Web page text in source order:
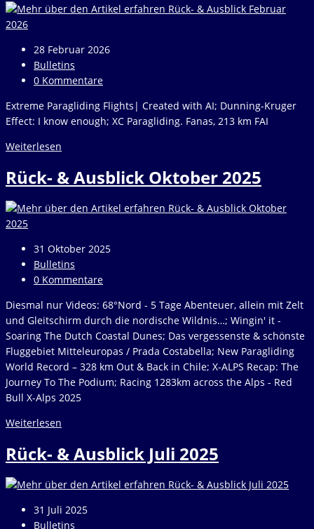
2026
Beitrag
veröffentlicht:
28 Februar 2026
Beitrags-
Kategorie:
Bulletins
Beitrags-
0 Kommentare
Extreme Paragliding Flights| Created with AI; Dunning-Kruger
Effect: I know enough; XC Paragliding. Fanas, 213 km FAI
Weiterlesen
Ausblick
2026
Rück- & Ausblick Oktober 2025
Beitrag
veröffentlicht:
31 Oktober 2025
Beitrags-
Kategorie:
Bulletins
Beitrags-
0 Kommentare
Diesmal nur Videos: 68°Nord - 5 Tage Abenteuer, allein mit Zelt
und Gleitschirm durch die nordische Wildnis…; Wingin' it -
Soaring The Dutch Coastal Dunes; Das vergessenste & schönste
Fluggebiet Mitteleuropas / Prada Costabella; New Paragliding
World Record – 328 km Out & Back in Chile; X-ALPS Recap: The
Journey To The Podium; Racing 1283km across the Alps - Red
Bull X-Alps 2025
Weiterlesen
Ausblick
2025
Rück- & Ausblick Juli 2025
Beitrag
veröffentlicht:
31 Juli 2025
Beitrags-
Bulletins